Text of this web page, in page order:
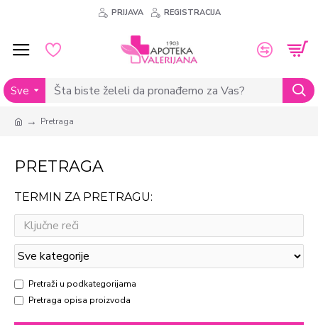
PRIJAVA REGISTRACIJA
Sve
Pretraga
PRETRAGA
TERMIN ZA PRETRAGU:
Pretraži u podkategorijama
Pretraga opisa proizvoda